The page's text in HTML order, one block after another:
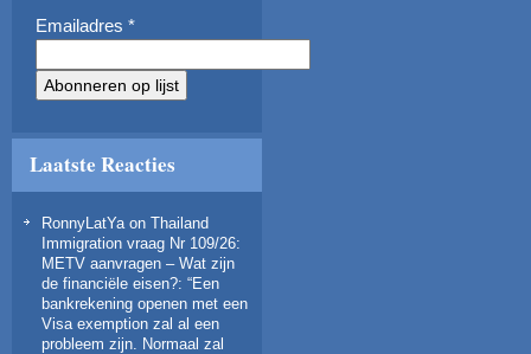
Emailadres *
Laatste Reacties
RonnyLatYaon Thailand
Immigration vraag Nr 109/26:
METV aanvragen – Wat zijn
de financiële eisen?: “Een
bankrekening openen met een
Visa exemption zal al een
probleem zijn. Normaal zal